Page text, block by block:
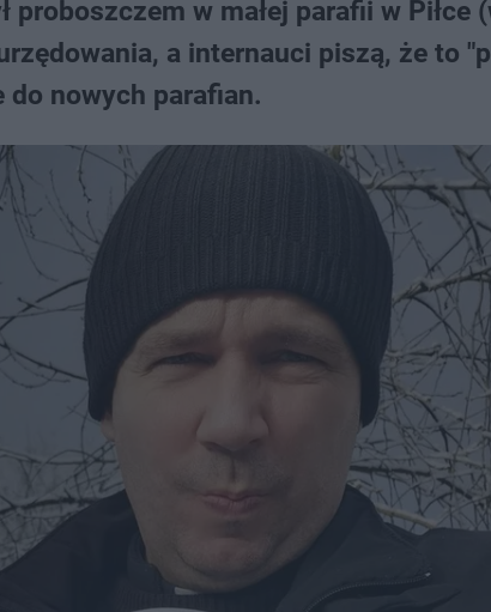
w małej parafii w Piłce
a internauci piszą, że to
do nowych parafian.